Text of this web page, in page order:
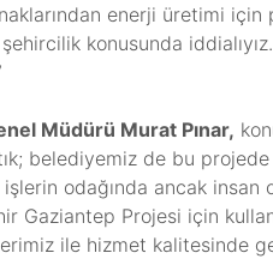
enerji üretimi için
konusunda
Müdürü Murat Pınar,
belediyemiz de bu
işlerin odağında ancak
Gaziantep Projesi için
ile hizmet kalitesinde